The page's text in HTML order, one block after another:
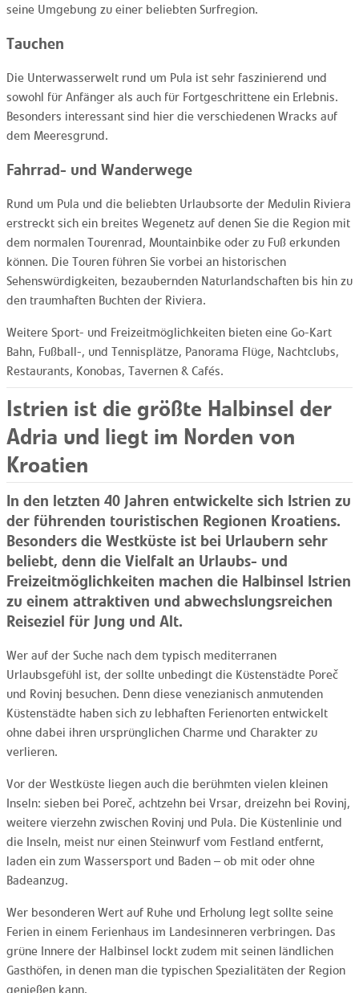
seine Umgebung zu einer beliebten Surfregion.
Tauchen
Die Unterwasserwelt rund um Pula ist sehr faszinierend und
sowohl für Anfänger als auch für Fortgeschrittene ein Erlebnis.
Besonders interessant sind hier die verschiedenen Wracks auf
dem Meeresgrund.
Fahrrad- und Wanderwege
Rund um Pula und die beliebten Urlaubsorte der Medulin Riviera
erstreckt sich ein breites Wegenetz auf denen Sie die Region mit
dem normalen Tourenrad, Mountainbike oder zu Fuß erkunden
können. Die Touren führen Sie vorbei an historischen
Sehenswürdigkeiten, bezaubernden Naturlandschaften bis hin zu
den traumhaften Buchten der Riviera.
Weitere Sport- und Freizeitmöglichkeiten bieten eine Go-Kart
Bahn, Fußball-, und Tennisplätze, Panorama Flüge, Nachtclubs,
Restaurants, Konobas, Tavernen & Cafés.
Istrien ist die größte Halbinsel der
Adria und liegt im Norden von
Kroatien
In den letzten 40 Jahren entwickelte sich Istrien zu
der führenden touristischen Regionen Kroatiens.
Besonders die Westküste ist bei Urlaubern sehr
beliebt, denn die Vielfalt an Urlaubs- und
Freizeitmöglichkeiten machen die Halbinsel Istrien
zu einem attraktiven und abwechslungsreichen
Reiseziel für Jung und Alt.
Wer auf der Suche nach dem typisch mediterranen
Urlaubsgefühl ist, der sollte unbedingt die Küstenstädte Poreč
und Rovinj besuchen. Denn diese venezianisch anmutenden
Küstenstädte haben sich zu lebhaften Ferienorten entwickelt
ohne dabei ihren ursprünglichen Charme und Charakter zu
verlieren.
Vor der Westküste liegen auch die berühmten vielen kleinen
Inseln: sieben bei Poreč, achtzehn bei Vrsar, dreizehn bei Rovinj,
weitere vierzehn zwischen Rovinj und Pula. Die Küstenlinie und
die Inseln, meist nur einen Steinwurf vom Festland entfernt,
laden ein zum Wassersport und Baden – ob mit oder ohne
Badeanzug.
Wer besonderen Wert auf Ruhe und Erholung legt sollte seine
Ferien in einem Ferienhaus im Landesinneren verbringen. Das
grüne Innere der Halbinsel lockt zudem mit seinen ländlichen
Gasthöfen, in denen man die typischen Spezialitäten der Region
genießen kann.